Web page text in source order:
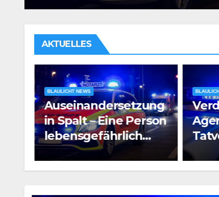
AKTUELLES
BLAULICHT NEWS
Verdacht auf
Agententätigkeit:
Tatverdächtiger in
Untersuchungshaft
e